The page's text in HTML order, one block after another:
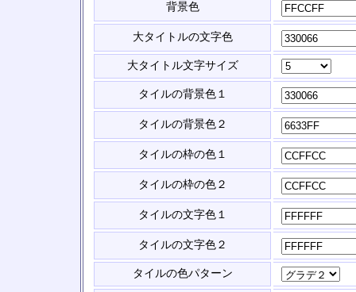
背景色
大タイトルの文字色
大タイトル文字サイズ
タイルの背景色１
タイルの背景色２
タイルの枠の色１
タイルの枠の色２
タイルの文字色１
タイルの文字色２
タイルの色パターン